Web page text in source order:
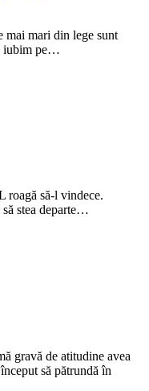
mai mari din lege sunt
iubim pe…
roagă să-l vindece.
stea departe…
gravă de atitudine avea
să pătrundă în